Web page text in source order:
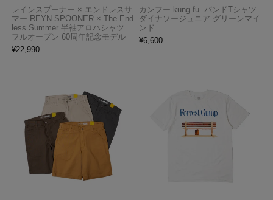
レインスプーナー × エンドレスサ
マー REYN SPOONER × The End
less Summer 半袖アロハシャツ
フルオープン 60周年記念モデル
¥22,990
カンフー kung fu. バンドTシャツ
ダイナソージュニア グリーンマイ
ンド
¥6,600